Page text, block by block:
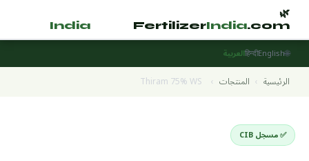
🌿
FertilizerIndia.com
India
🌐
English
हिन्दीالعربية
الرئيسية › المنتجات ›
Thiram 75% WS
✅ مسجل CIB